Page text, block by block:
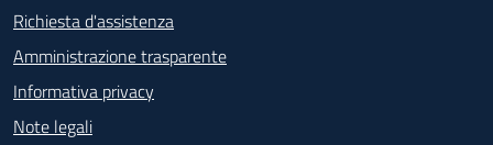
Richiesta d'assistenza
Amministrazione trasparente
Informativa privacy
Note legali